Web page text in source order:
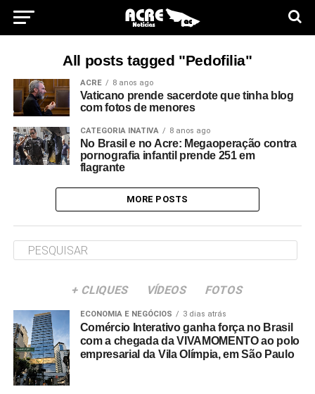
All posts tagged "Pedofilia"
ACRE 8 anos ago
Vaticano prende sacerdote que tinha blog
com fotos de menores
CATEGORIA INATIVA 8 anos ago
No Brasil e no Acre: Megaoperação contra
pornografia infantil prende 251 em
flagrante
MORE POSTS
+ CLIQUES VÍDEOS FOTOS
ECONOMIA E NEGÓCIOS 3 dias atrás
Comércio Interativo ganha força no Brasil
com a chegada da VIVAMOMENTO ao polo
empresarial da Vila Olímpia, em São Paulo